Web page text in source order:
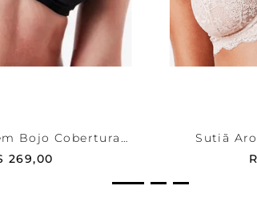
44
Bojo Cobertura
Comfy
269,00
Bege
Sutiã